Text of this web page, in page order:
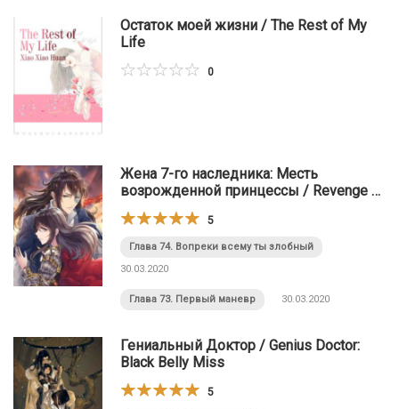
Остаток моей жизни / The Rest of My
Life
0
Жена 7-го наследника: Месть
возрожденной принцессы / Revenge of
5
Глава 74. Вопреки всему ты злобный
30.03.2020
Глава 73. Первый маневр 30.03.2020
Гениальный Доктор / Genius Doctor:
Black Belly Miss
5